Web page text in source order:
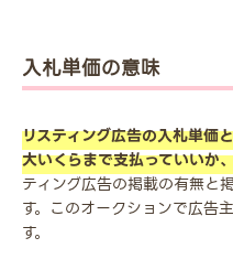
入札単価の意味
リスティング広告の入札単価
大いくらまで支払っていいか
ティング広告の掲載の有無と
す。このオークションで広告
す。